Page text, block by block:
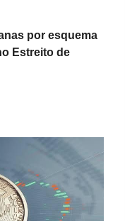
por esquema
Estreito de